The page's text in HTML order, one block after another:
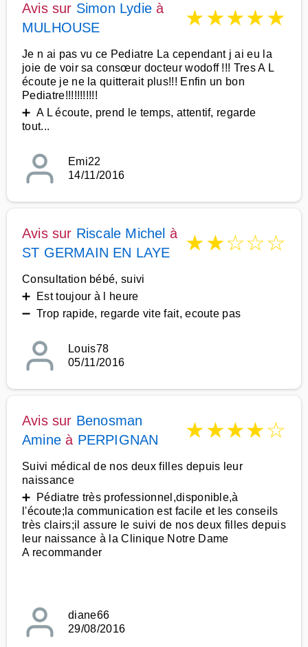
Avis sur Simon Lydie à
MULHOUSE
★★★★★
Je n ai pas vu ce Pediatre La cependant j ai eu la
joie de voir sa consœur docteur wodoff !!! Tres A L
écoute je ne la quitterait plus!!! Enfin un bon
Pediatre!!!!!!!!!!!
➕ A L écoute, prend le temps, attentif, regarde
tout...
Emi22
14/11/2016
Avis sur Riscale Michel à
ST GERMAIN EN LAYE
★★☆☆☆
Consultation bébé, suivi
➕ Est toujour à l heure
➖ Trop rapide, regarde vite fait, ecoute pas
Louis78
05/11/2016
Avis sur Benosman
Amine à PERPIGNAN ★★★★☆
Suivi médical de nos deux filles depuis leur
naissance
➕ Pédiatre très professionnel,disponible,à
l'écoute;la communication est facile et les conseils
très clairs;il assure le suivi de nos deux filles depuis
leur naissance à la Clinique Notre Dame
A recommander
diane66
29/08/2016